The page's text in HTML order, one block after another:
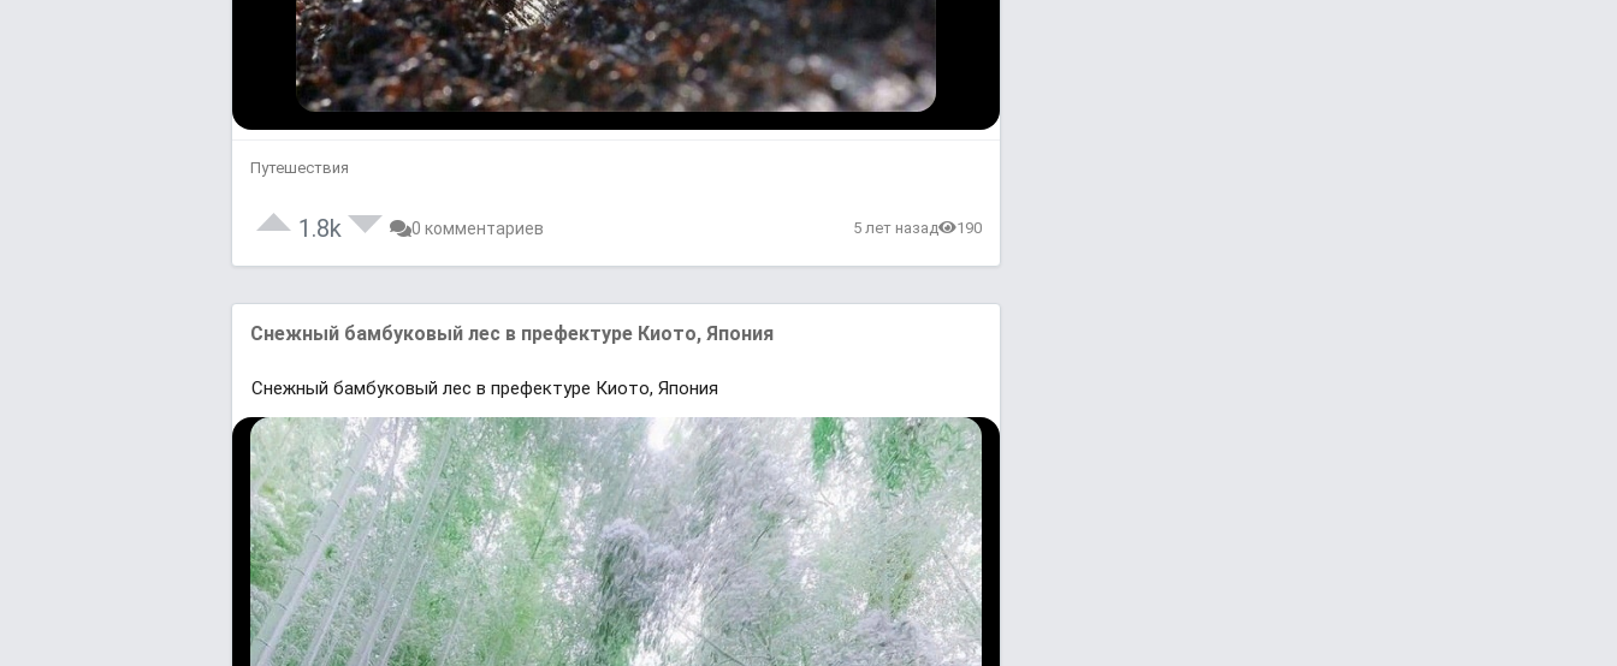
Путешествия
1.8k 0 комментариев 5 лет назад 190
Снежный бaмбуковый лес в префектуре Киото, Япония
Снежный бaмбуковый лес в префектуре Киото, Япония